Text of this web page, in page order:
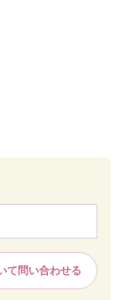
て問い合わせる